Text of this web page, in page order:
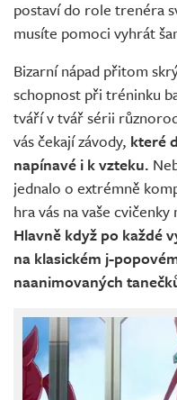
postaví do role trenéra
musíte pomoci vyhrát
Bizarní nápad přitom
schopnost při tréninku
tváří v tvář sérii
vás čekají závody, které
napínavé i k vzteku.
jednalo o extrémně
hra vás na vaše
Hlavně když po každé
na klasickém j-
naanimovaných